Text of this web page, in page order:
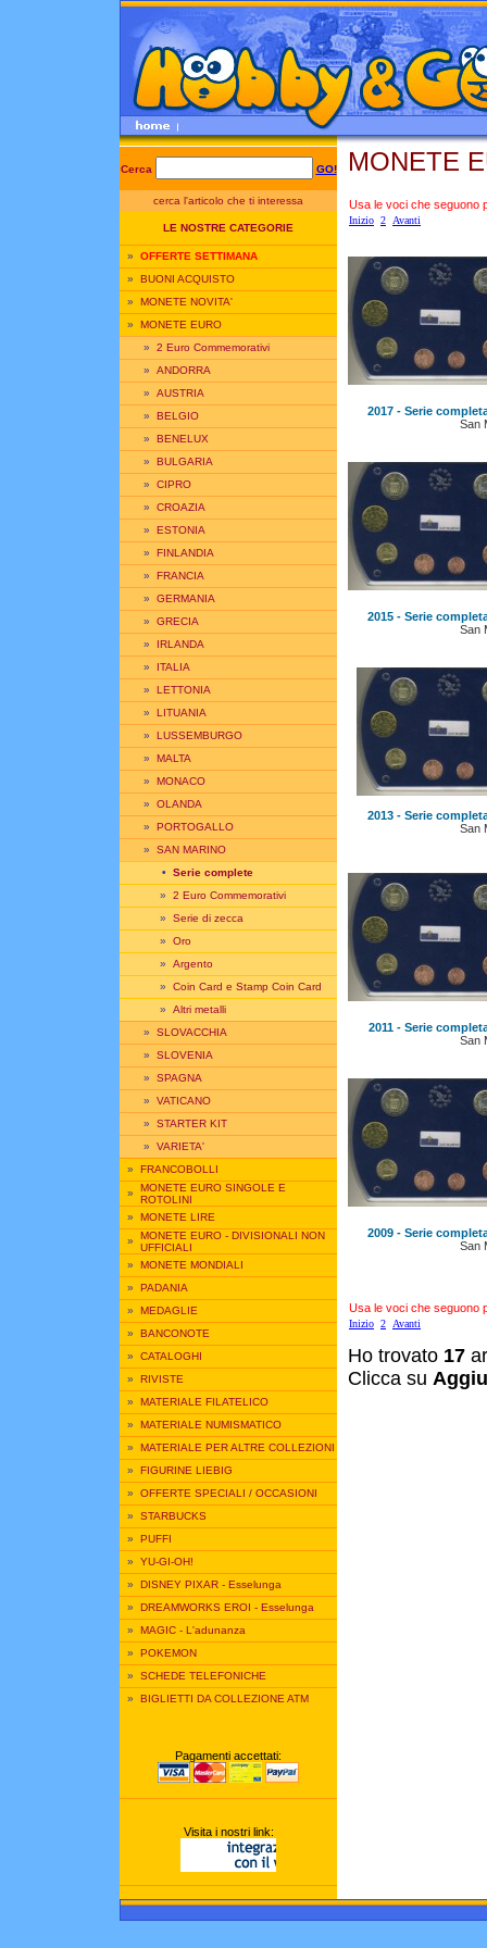
Cerca GO!
cerca l'articolo che ti interessa
LE NOSTRE CATEGORIE
» OFFERTE SETTIMANA
» BUONI ACQUISTO
» MONETE NOVITA'
» MONETE EURO
» 2 Euro Commemorativi
» ANDORRA
» AUSTRIA
» BELGIO
» BENELUX
» BULGARIA
» CIPRO
» CROAZIA
» ESTONIA
» FINLANDIA
» FRANCIA
» GERMANIA
» GRECIA
» IRLANDA
» ITALIA
» LETTONIA
» LITUANIA
» LUSSEMBURGO
» MALTA
» MONACO
» OLANDA
» PORTOGALLO
» SAN MARINO
• Serie complete
» 2 Euro Commemorativi
» Serie di zecca
» Oro
» Argento
» Coin Card e Stamp Coin Card
» Altri metalli
» SLOVACCHIA
» SLOVENIA
» SPAGNA
» VATICANO
» STARTER KIT
» VARIETA'
» FRANCOBOLLI
» MONETE EURO SINGOLE E
ROTOLINI
» MONETE LIRE
» MONETE EURO - DIVISIONALI NON
UFFICIALI
» MONETE MONDIALI
» PADANIA
» MEDAGLIE
» BANCONOTE
» CATALOGHI
» RIVISTE
» MATERIALE FILATELICO
» MATERIALE NUMISMATICO
» MATERIALE PER ALTRE COLLEZIONI
» FIGURINE LIEBIG
» OFFERTE SPECIALI / OCCASIONI
» STARBUCKS
» PUFFI
» YU-GI-OH!
» DISNEY PIXAR - Esselunga
» DREAMWORKS EROI - Esselunga
» MAGIC - L'adunanza
» POKEMON
» SCHEDE TELEFONICHE
» BIGLIETTI DA COLLEZIONE ATM
Pagamenti accettati:
Visita i nostri link:
MONETE
Usa le voci che seguono
Inizio 2 Avanti
2017 - Serie
San
2015 - Serie
San
2013 - Serie
San
2011 - Serie
San
2009 - Serie
San
Usa le voci che seguono
Inizio 2 Avanti
Ho trovato 17
Clicca su